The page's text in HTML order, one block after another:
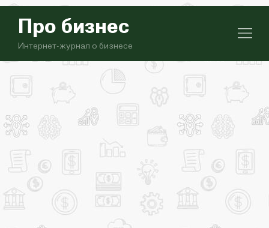
Про бизнес
Интернет-журнал о бизнесе